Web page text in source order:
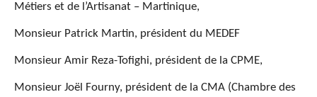
Métiers et de l’Artisanat – Martinique,
Monsieur Patrick Martin, président du MEDEF
Monsieur Amir Reza-Tofighi, président de la CPME,
Monsieur Joël Fourny, président de la CMA (Chambre des